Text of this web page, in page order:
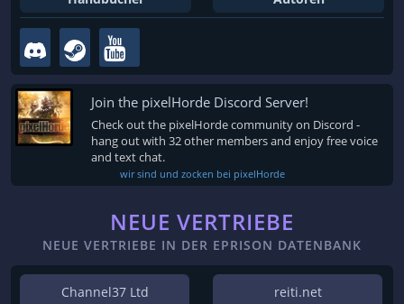
Join the pixelHorde Discord Server!
Check out the pixelHorde community on Discord -
hang out with 32 other members and enjoy free voice
and text chat.
wir sind und zocken bei pixelHorde
NEUE VERTRIEBE
NEUE VERTRIEBE IN DER EPRISON DATENBANK
Channel37 Ltd reiti.net